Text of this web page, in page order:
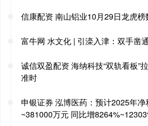
信康配资 南山铝业10月29日龙虎榜
富牛网 水文化 | 引滦入津：双手凿
诚信双盈配资 海纳科技“双轨看板”
准时
申银证券 泓博医药：预计2025年
~381000万元 同比增